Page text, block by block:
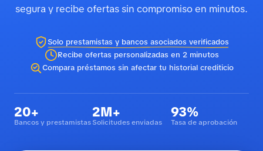
segura y recibe ofertas sin compromiso en minutos.
Solo prestamistas y bancos asociados verificados
Recibe ofertas personalizadas en 2 minutos
Compara préstamos sin afectar tu historial crediticio
20+
Bancos y prestamistas
2M+
Solicitudes enviadas
93%
Tasa de aprobación